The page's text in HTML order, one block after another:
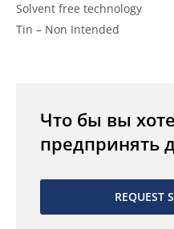
Solvent free technology
Tin – Non Intended
Что бы вы
предпринять
REQUEST